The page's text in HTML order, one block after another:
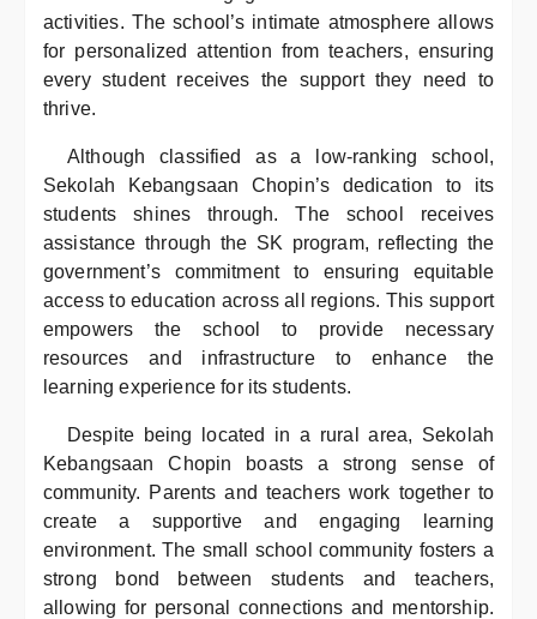
activities. The school’s intimate atmosphere allows
for personalized attention from teachers, ensuring
every student receives the support they need to
thrive.
Although classified as a low-ranking school,
Sekolah Kebangsaan Chopin’s dedication to its
students shines through. The school receives
assistance through the SK program, reflecting the
government’s commitment to ensuring equitable
access to education across all regions. This support
empowers the school to provide necessary
resources and infrastructure to enhance the
learning experience for its students.
Despite being located in a rural area, Sekolah
Kebangsaan Chopin boasts a strong sense of
community. Parents and teachers work together to
create a supportive and engaging learning
environment. The small school community fosters a
strong bond between students and teachers,
allowing for personal connections and mentorship.